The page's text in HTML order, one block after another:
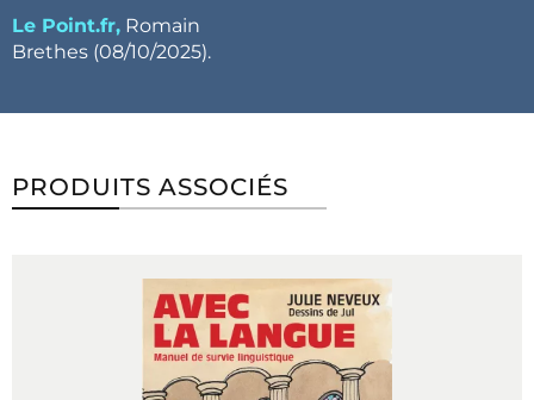
Le Point.fr, Romain
Brethes (08/10/2025).
PRODUITS ASSOCIÉS